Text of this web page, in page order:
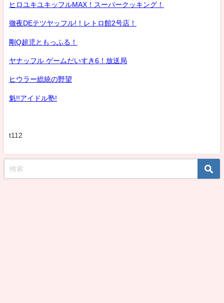
ヒロユキユキッフルMAX！スーパークッキング！
徹夜DEテツヤッフル!！レトロ館2号店！
剛Q超児ともっふる！
ヤナッフル ゲームだいすき6！放送局
ヒウラー総統の野望
魁!!アイドル塾!
t112